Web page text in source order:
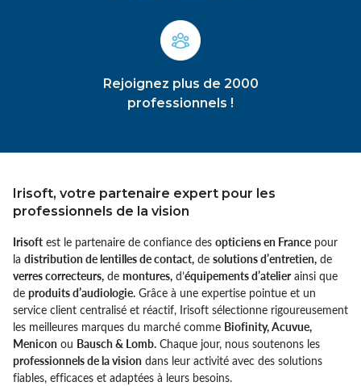
Rejoignez plus de 2000
professionnels !
Irisoft, votre partenaire expert pour les
professionnels de la vision
Irisoft est le partenaire de confiance des opticiens en France pour
la distribution de lentilles de contact, de solutions d’entretien, de
verres correcteurs, de montures, d’équipements d’atelierainsi que
de produits d’audiologie. Grâce à une expertise pointue et un
service client centralisé et réactif, Irisoft sélectionne rigoureusement
les meilleures marques du marché comme Biofinity, Acuvue,
Menicon ou Bausch & Lomb. Chaque jour, nous soutenons les
professionnels de la vision dans leur activité avec des solutions
fiables, efficaces et adaptées à leurs besoins.